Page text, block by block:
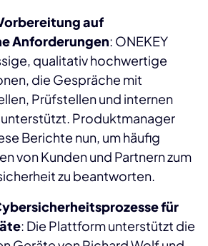
auf
Anforderungen: ONEKEY
qualitativ hochwertige
die Gespräche mit
Prüfstellen und internen
Produktmanager
Berichte nun, um häufig
von Kunden und Partnern zum
zu beantworten.
für
: Die Plattform unterstützt die